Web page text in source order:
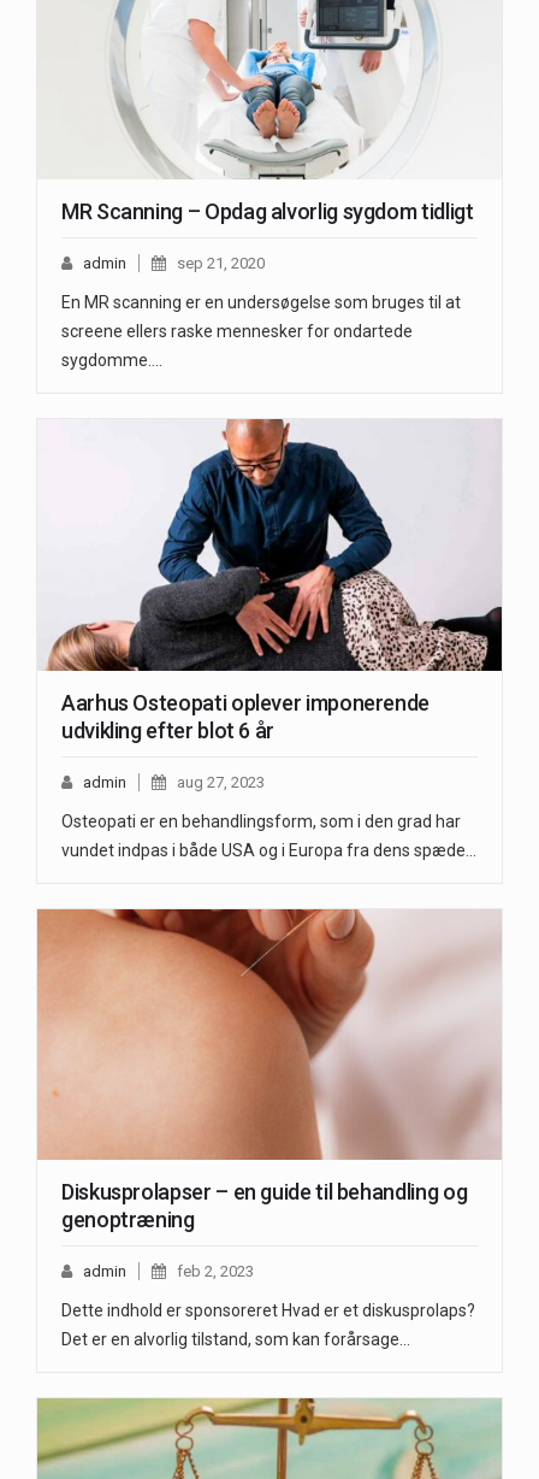
MR Scanning – Opdag alvorlig sygdom tidligt
admin sep 21, 2020
En MR scanning er en undersøgelse som bruges til at
screene ellers raske mennesker for ondartede
sygdomme.…
Aarhus Osteopati oplever imponerende
udvikling efter blot 6 år
admin aug 27, 2023
Osteopati er en behandlingsform, som i den grad har
vundet indpas i både USA og i Europa fra dens spæde…
Diskusprolapser – en guide til behandling og
genoptræning
admin feb 2, 2023
Dette indhold er sponsoreret Hvad er et diskusprolaps?
Det er en alvorlig tilstand, som kan forårsage…